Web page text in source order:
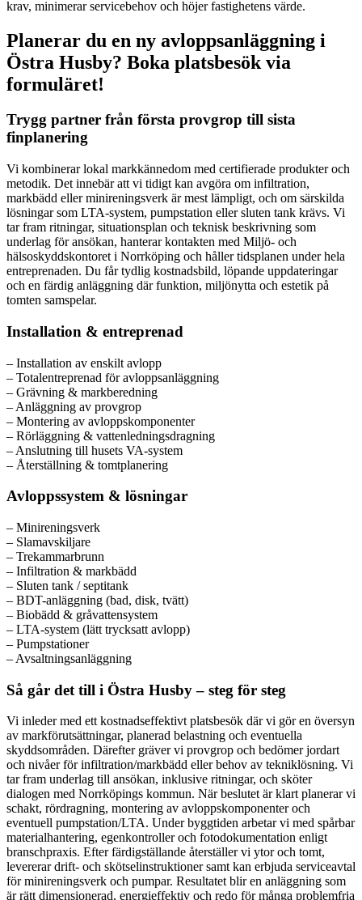
krav, minimerar servicebehov och höjer fastighetens värde.
Planerar du en ny avloppsanläggning i
Östra Husby? Boka platsbesök via
formuläret!
Trygg partner från första provgrop till sista
finplanering
Vi kombinerar lokal markkännedom med certifierade produkter och
metodik. Det innebär att vi tidigt kan avgöra om infiltration,
markbädd eller minireningsverk är mest lämpligt, och om särskilda
lösningar som LTA-system, pumpstation eller sluten tank krävs. Vi
tar fram ritningar, situationsplan och teknisk beskrivning som
underlag för ansökan, hanterar kontakten med Miljö- och
hälsoskyddskontoret i Norrköping och håller tidsplanen under hela
entreprenaden. Du får tydlig kostnadsbild, löpande uppdateringar
och en färdig anläggning där funktion, miljönytta och estetik på
tomten samspelar.
Installation & entreprenad
– Installation av enskilt avlopp
– Totalentreprenad för avloppsanläggning
– Grävning & markberedning
– Anläggning av provgrop
– Montering av avloppskomponenter
– Rörläggning & vattenledningsdragning
– Anslutning till husets VA-system
– Återställning & tomtplanering
Avloppssystem & lösningar
– Minireningsverk
– Slamavskiljare
– Trekammarbrunn
– Infiltration & markbädd
– Sluten tank / septitank
– BDT-anläggning (bad, disk, tvätt)
– Biobädd & gråvattensystem
– LTA-system (lätt trycksatt avlopp)
– Pumpstationer
– Avsaltningsanläggning
Så går det till i Östra Husby – steg för steg
Vi inleder med ett kostnadseffektivt platsbesök där vi gör en översyn
av markförutsättningar, planerad belastning och eventuella
skyddsområden. Därefter gräver vi provgrop och bedömer jordart
och nivåer för infiltration/markbädd eller behov av tekniklösning. Vi
tar fram underlag till ansökan, inklusive ritningar, och sköter
dialogen med Norrköpings kommun. När beslutet är klart planerar vi
schakt, rördragning, montering av avloppskomponenter och
eventuell pumpstation/LTA. Under byggtiden arbetar vi med spårbar
materialhantering, egenkontroller och fotodokumentation enligt
branschpraxis. Efter färdigställande återställer vi ytor och tomt,
levererar drift- och skötselinstruktioner samt kan erbjuda serviceavtal
för minireningsverk och pumpar. Resultatet blir en anläggning som
är rätt dimensionerad, energieffektiv och redo för många problemfria